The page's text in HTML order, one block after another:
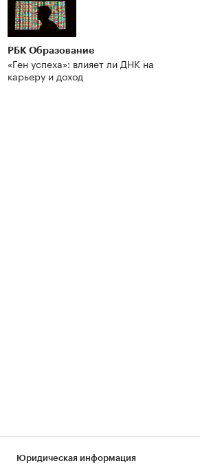
РБК Образование
«Ген успеха»: влияет ли ДНК на
карьеру и доход
Юридическая информация